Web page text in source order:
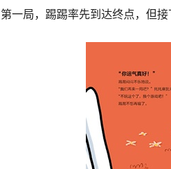
第一局，踢踢率先到达终点，但接